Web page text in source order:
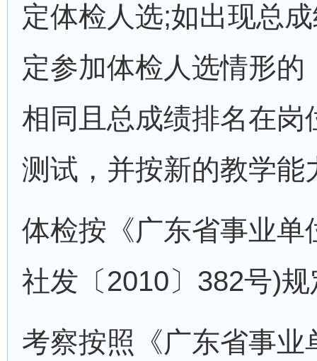
定体检人选;如出现总
定参加体检人选情形
相同且总成绩排名在
测试，并按新的教学
体检按《广东省事业
社发〔2010〕382号)
考察按照《广东省事